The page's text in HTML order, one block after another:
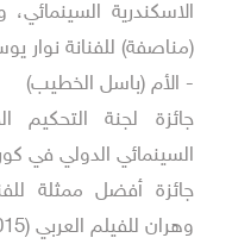
الاسكندرية السينمائي،
(مناصفة) للفنانة نوار يوسف
- الأم (باسل الخطيب)
جائزة لجنة التحكيم
السينمائي الدولي في كوريا
جائزة أفضل ممثلة
وهران للفيلم العربي (2015).